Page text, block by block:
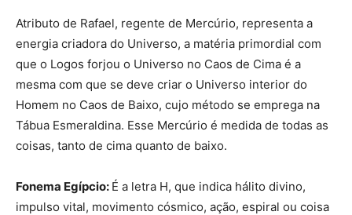
Atributo de Rafael, regente de Mercúrio, representa a
energia criadora do Universo, a matéria primordial com
que o Logos forjou o Universo no Caos de Cima é a
mesma com que se deve criar o Universo interior do
Homem no Caos de Baixo, cujo método se emprega na
Tábua Esmeraldina. Esse Mercúrio é medida de todas as
coisas, tanto de cima quanto de baixo.
Fonema Egípcio: É a letra H, que indica hálito divino,
impulso vital, movimento cósmico, ação, espiral ou coisa